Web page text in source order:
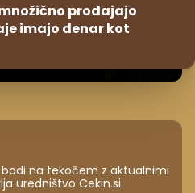
prodajajo
imajo denar kot
na tekočem z aktualnimi
uredništvo Cekin.si.